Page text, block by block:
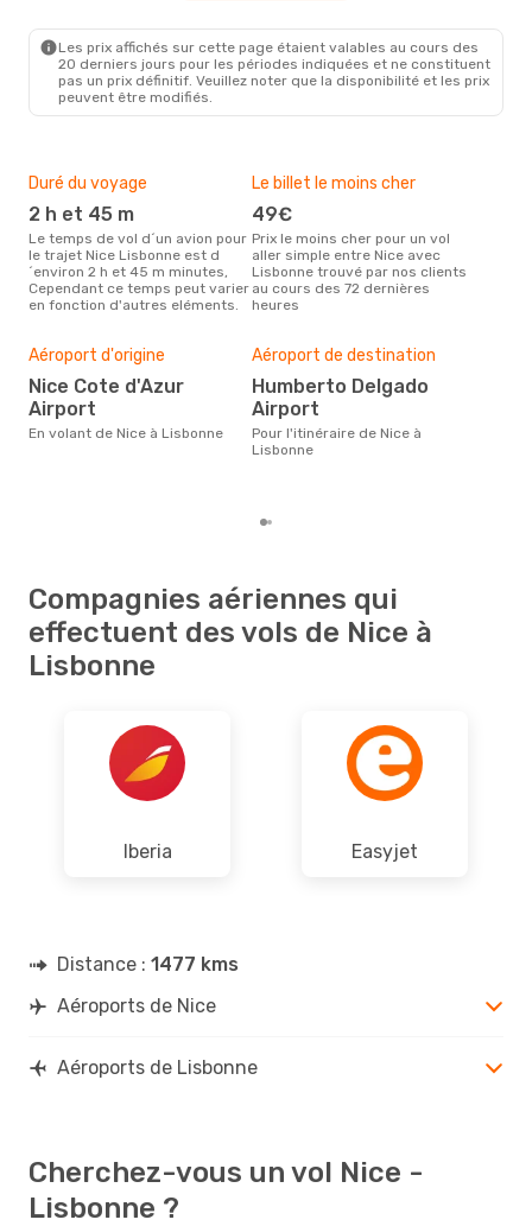
Les prix affichés sur cette page étaient valables au cours des
20 derniers jours pour les périodes indiquées et ne constituent
pas un prix définitif. Veuillez noter que la disponibilité et les prix
peuvent être modifiés.
Duré du voyage
2 h et 45 m
Le temps de vol d´un avion pour
le trajet Nice Lisbonne est d
´environ 2 h et 45 m minutes,
Cependant ce temps peut varier
en fonction d'autres eléments.
Le billet le moins cher
49€
Prix le moins cher pour un vol
aller simple entre Nice avec
Lisbonne trouvé par nos clients
au cours des 72 dernières
heures
Aéroport d'origine
Nice Cote d'Azur
Airport
En volant de Nice à Lisbonne
Aéroport de destination
Humberto Delgado
Airport
Pour l'itinéraire de Nice à
Lisbonne
Compagnies aériennes qui
effectuent des vols de Nice à
Lisbonne
Iberia Easyjet
Distance : 1477 kms
Aéroports de Nice
Aéroports de Lisbonne
Cherchez-vous un vol Nice -
Lisbonne ?